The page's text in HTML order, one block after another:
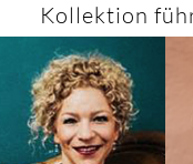
Kollektion